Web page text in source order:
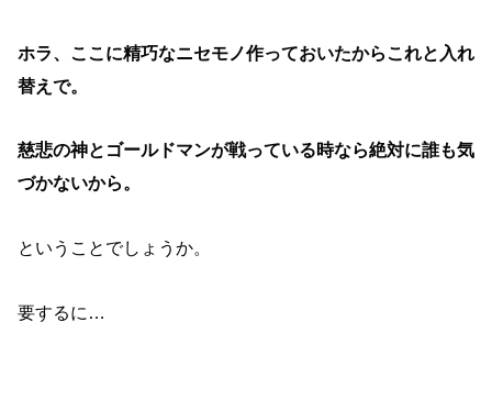
ホラ、ここに精巧なニセモノ作っておいたからこれと入れ
替えで。
慈悲の神とゴールドマンが戦っている時なら絶対に誰も気
づかないから。
ということでしょうか。
要するに…